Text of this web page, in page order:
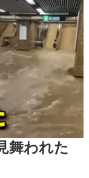
舞われた